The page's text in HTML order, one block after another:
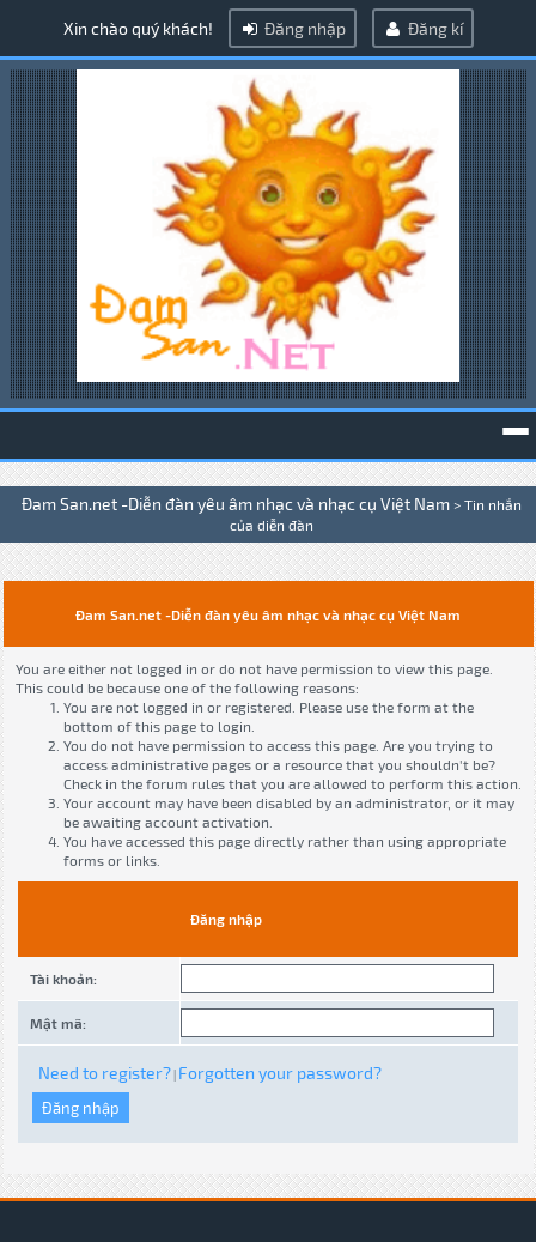
Xin chào quý khách! Đăng nhập Đăng kí
Đam San.net -Diễn đàn yêu âm nhạc và nhạc cụ Việt Nam > Tin nhắn
của diễn đàn
Đam San.net -Diễn đàn yêu âm nhạc và nhạc cụ Việt Nam
You are either not logged in or do not have permission to view this page.
This could be because one of the following reasons:
You are not logged in or registered. Please use the form at the
bottom of this page to login.
You do not have permission to access this page. Are you trying to
access administrative pages or a resource that you shouldn't be?
Check in the forum rules that you are allowed to perform this action.
Your account may have been disabled by an administrator, or it may
be awaiting account activation.
You have accessed this page directly rather than using appropriate
forms or links.
Đăng nhập
Tài khoản:
Mật mã:
Need to register? Forgotten your password?